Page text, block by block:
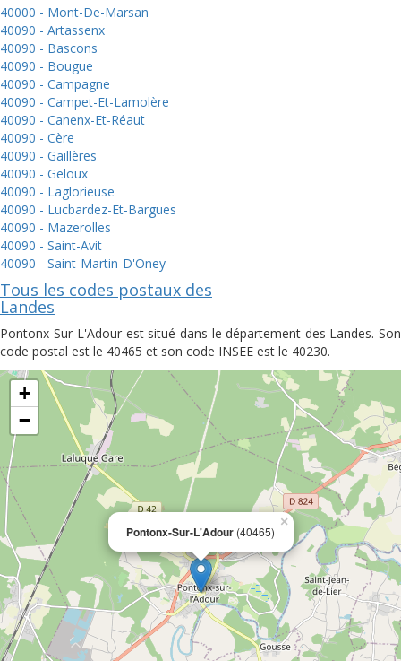
40000 - Mont-De-Marsan
40090 - Artassenx
40090 - Bascons
40090 - Bougue
40090 - Campagne
40090 - Campet-Et-Lamolère
40090 - Canenx-Et-Réaut
40090 - Cère
40090 - Gaillères
40090 - Geloux
40090 - Laglorieuse
40090 - Lucbardez-Et-Bargues
40090 - Mazerolles
40090 - Saint-Avit
40090 - Saint-Martin-D'Oney
Tous les codes postaux des
Landes
Pontonx-Sur-L'Adour est situé dans le département des Landes. Son
code postal est le 40465 et son code INSEE est le 40230.
Pontonx-Sur-L'Adour (40465)
×
+
−